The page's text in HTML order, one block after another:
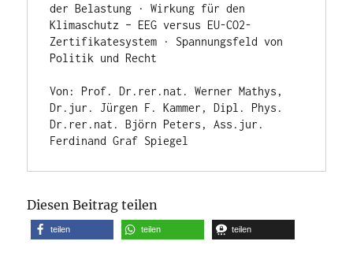
der Belastung · Wirkung für den
Klimaschutz – EEG versus EU-CO2-
Zertifikatesystem · Spannungsfeld von
Politik und Recht
Von: Prof. Dr.rer.nat. Werner Mathys,
Dr.jur. Jürgen F. Kammer, Dipl. Phys.
Dr.rer.nat. Björn Peters, Ass.jur.
Ferdinand Graf Spiegel
Diesen Beitrag teilen
teilen teilen teilen